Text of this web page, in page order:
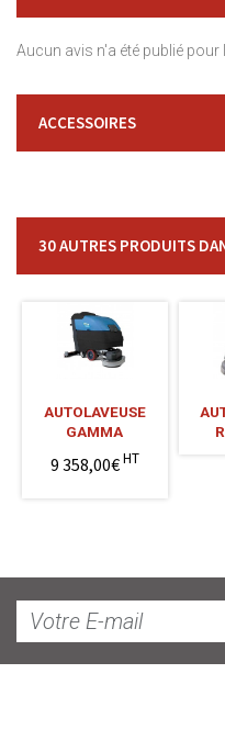
Aucun avis n'a été publié pour
ACCESSOIRES
30 AUTRES PRODUITS
AUTOLAVEUSE
GAMMA
9 358,00€HT